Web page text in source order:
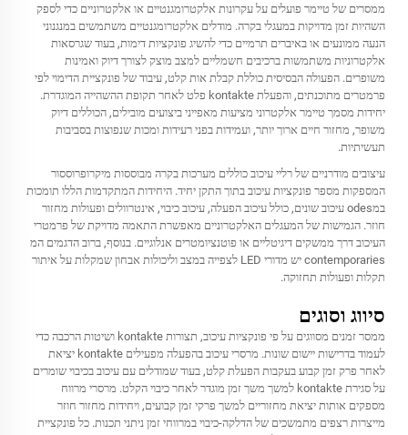
ממסרים של טיימר פועלים על עקרונות אלקטרומגנטיים או אלקטרוניים כדי לספק
השהיות זמן מדויקות במעגלי בקרה. מודלים אלקטרומגנטיים משתמשים במנגנוני
הנעה ממונעים או באיברים תרמיים כדי להשיג פונקציות דימות, בעוד שגרסאות
אלקטרוניות משתמשות ברכיבים חשמליים למצב מוצק לצורך דיוק ואמינות
משופרים. הפעולה הבסיסית כוללת קבלת אות קלט, עיבוד של פונקציית הדימוי לפי
פרמטרים מתוכנתים, והפעלת kontakte פלט לאחר תקופת ההשהייה המוגדרת.
יחידות מסמך טיימר אלקטרוני מציעות מאפייני ביצועים מובילים, הכוללים דיוק
משופר, מחזור חיים ארוך יותר, ועמידות בפני רעידות ומכות שנפוצות בסביבות
תעשיתיות.
עיצובים מודרניים של רליי עיכוב כוללים מערכות בקרה מבוססות מיקרופרוססור
המספקות מספר פונקציות עיכוב בתוך התקן יחיד. היחידות המתקדמות הללו תומכות
במodes עיכוב שונים, כולל עיכוב הפעלה, עיכוב כיבוי, אינטרוולים ופעולות מחזור
חוזר. הגמישות של המעגלים האלקטרוניים מאפשרת התאמה מדויקת של פרמטרי
העיכוב דרך ממשקים דיגיטליים או פוטנציומטרים אנלוגיים. בנוסף, ברוב הדגמים המ
contemporaries יש מדורי LED לצפייה במצב וליכולות אבחון שמקלות על איתור
תקלות ופעולות תחזוקה.
סיווג וסוגים
ממסר זמנים מסווגים על פי פונקציות עיכוב, תצורות kontakte ושיטות הרכבה כדי
לעמוד בדרישות יישום שונות. מרסרי עיכוב בהפעלה מפעילים kontakte יציאת
לאחר פרק זמן קבוע בעקבות הפעלת קלט, בעוד שמודלים עם עיכוב בכיבוי שומרים
על סגירת kontakte למשך משך זמן מוגדר לאחר כיבוי הקלט. מרסרי מרווח
מספקים אותות יציאת מחזוריים למשך פרקי זמן קבועים, ויחידות מחזור חוזר
מייצרות רצפים מתמשכים של הדלקה-כיבוי במרווחי זמן ניתני תכנות. כל פונקציית